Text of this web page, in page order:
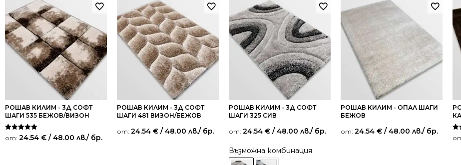
РОШАВ КИЛИМ - 3Д СОФТ
ШАГИ 535 БЕЖОВ/ВИЗОН
Оценено на
5.00
от: 24.54 € / 48.00 лв./ бр.
РОШАВ КИЛИМ - 3Д СОФТ
ШАГИ 481 ВИЗОН/БЕЖОВ
от: 24.54 € / 48.00 лв./ бр.
РОШАВ КИЛИМ - 3Д СОФТ
ШАГИ 325 СИВ
от: 24.54 € / 48.00 лв./ бр.
Възможна комбинация
РОШАВ КИЛИМ - ОПАЛ ШАГИ
БЕЖОВ
от: 24.54 € / 48.00 лв./ бр.